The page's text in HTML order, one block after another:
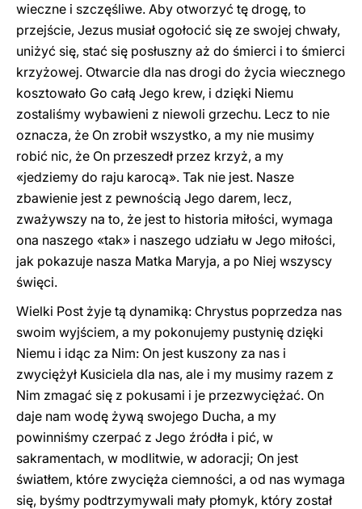
wieczne i szczęśliwe. Aby otworzyć tę drogę, to
przejście, Jezus musiał ogołocić się ze swojej chwały,
uniżyć się, stać się posłuszny aż do śmierci i to śmierci
krzyżowej. Otwarcie dla nas drogi do życia wiecznego
kosztowało Go całą Jego krew, i dzięki Niemu
zostaliśmy wybawieni z niewoli grzechu. Lecz to nie
oznacza, że On zrobił wszystko, a my nie musimy
robić nic, że On przeszedł przez krzyż, a my
«jedziemy do raju karocą». Tak nie jest. Nasze
zbawienie jest z pewnością Jego darem, lecz,
zważywszy na to, że jest to historia miłości, wymaga
ona naszego «tak» i naszego udziału w Jego miłości,
jak pokazuje nasza Matka Maryja, a po Niej wszyscy
święci.
Wielki Post żyje tą dynamiką: Chrystus poprzedza nas
swoim wyjściem, a my pokonujemy pustynię dzięki
Niemu i idąc za Nim: On jest kuszony za nas i
zwyciężył Kusiciela dla nas, ale i my musimy razem z
Nim zmagać się z pokusami i je przezwyciężać. On
daje nam wodę żywą swojego Ducha, a my
powinniśmy czerpać z Jego źródła i pić, w
sakramentach, w modlitwie, w adoracji; On jest
światłem, które zwycięża ciemności, a od nas wymaga
się, byśmy podtrzymywali mały płomyk, który został